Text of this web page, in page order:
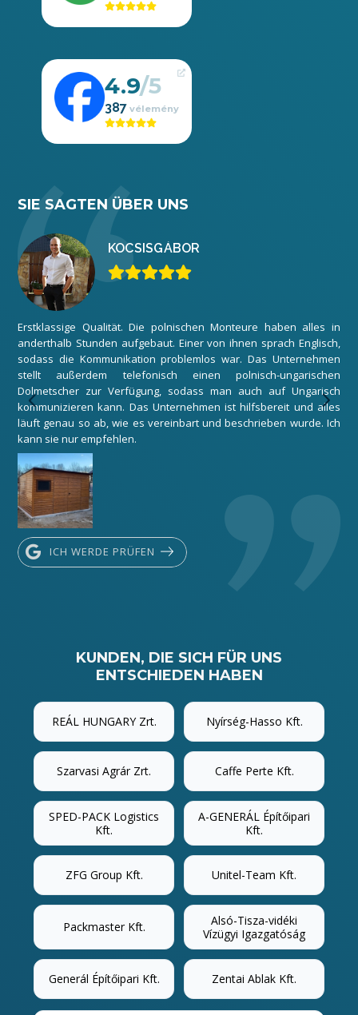
4.9
387
SIE SAGTEN ÜBER UNS
KOCSISGÁBOR
Erstklassige Qualität. Die polnischen Monteure haben alles in
anderthalb Stunden aufgebaut. Einer von ihnen sprach Englisch,
sodass die Kommunikation problemlos war. Das Unternehmen
stellt außerdem telefonisch einen polnisch-ungarischen
Dolmetscher zur Verfügung, sodass man auch auf Ungarisch
kommunizieren kann. Das Unternehmen ist hilfsbereit und alles
läuft genau so ab, wie es vereinbart und beschrieben wurde. Ich
kann sie nur empfehlen.
ICH WERDE PRÜFEN
KUNDEN, DIE SICH FÜR UNS
ENTSCHIEDEN HABEN
REÁL HUNGARY Zrt. Nyírség-Hasso Kft.
Szarvasi Agrár Zrt. Caffe Perte Kft.
SPED-PACK Logistics
Kft.
A-GENERÁL Építőipari
Kft.
ZFG Group Kft. Unitel-Team Kft.
Packmaster Kft.
Alsó-Tisza-vidéki
Vízügyi Igazgatóság
Generál Építőipari Kft. Zentai Ablak Kft.